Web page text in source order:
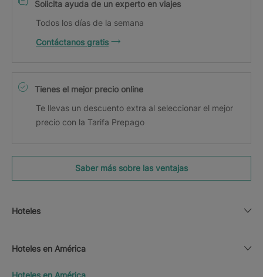
Solicita ayuda de un experto en viajes
Todos los días de la semana
Contáctanos gratis
Tienes el mejor precio online
Te llevas un descuento extra al seleccionar el mejor
precio con la Tarifa Prepago
Saber más sobre las ventajas
Hoteles
Hoteles en América
Hoteles en América